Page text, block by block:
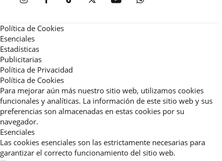
Política de Cookies
Esenciales
Estadísticas
Publicitarias
Política de Privacidad
Política de Cookies
Para mejorar aún más nuestro sitio web, utilizamos cookies
funcionales y analíticas. La información de este sitio web y sus
preferencias son almacenadas en estas cookies por su
navegador.
Esenciales
Las cookies esenciales son las estrictamente necesarias para
garantizar el correcto funcionamiento del sitio web.